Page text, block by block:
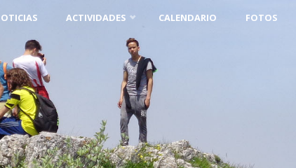
ACTIVIDADES CALENDARIO FOTOS